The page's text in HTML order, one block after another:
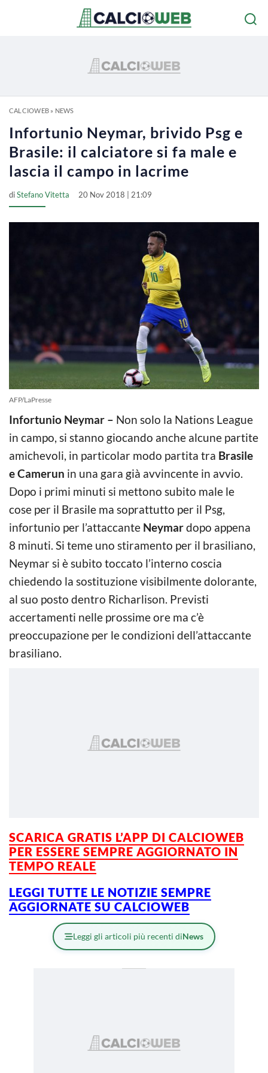
CALCIOWEB» NEWS
Infortunio Neymar, brivido Psg e
Brasile: il calciatore si fa male e
lascia il campo in lacrime
diStefano Vitetta 20 Nov 2018 | 21:09
AFP/LaPresse
Infortunio Neymar – Non solo la Nations League
in campo, si stanno giocando anche alcune partite
amichevoli, in particolar modo partita tra Brasile
e Camerun in una gara già avvincente in avvio.
Dopo i primi minuti si mettono subito male le
cose per il Brasile ma soprattutto per il Psg,
infortunio per l’attaccante Neymardopo appena
8 minuti. Si teme uno stiramento per il brasiliano,
Neymar si è subito toccato l’interno coscia
chiedendo la sostituzione visibilmente dolorante,
al suo posto dentro Richarlison. Previsti
accertamenti nelle prossime ore ma c’è
preoccupazione per le condizioni dell’attaccante
brasiliano.
SCARICA GRATIS L’APP DI CALCIOWEB
PER ESSERE SEMPRE AGGIORNATO IN
TEMPO REALE
LEGGI TUTTE LE NOTIZIE SEMPRE
AGGIORNATE SU CALCIOWEB
Leggi gli articoli più recenti diNews